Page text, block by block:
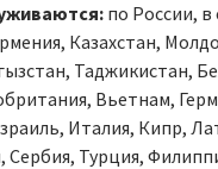
по России,
Казахстан,
Таджикистан,
Вьетнам,
Италия, Кипр,
Сербия, Турция,